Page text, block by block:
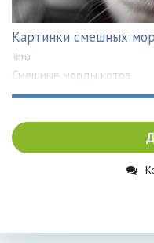
Картинки смешных
Коты
Смешные морды котов